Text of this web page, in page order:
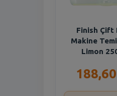
Finish Çift
Makine
Limon